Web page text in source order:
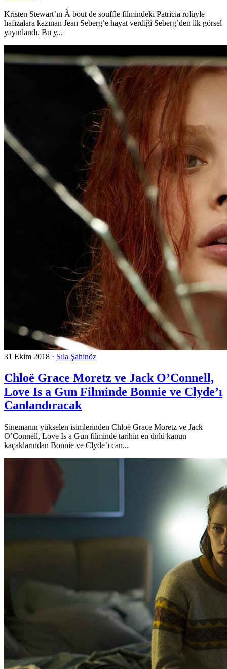
Kristen Stewart’ın À bout de souffle filmindeki Patricia rolüyle
hafızalara kazınan Jean Seberg’e hayat verdiği Seberg’den ilk görsel
yayınlandı. Bu y...
31 Ekim 2018 · Sıla Şahinöz
Chloë Grace Moretz ve Jack O’Connell,
Love Is a Gun Filminde Bonnie ve Clyde’ı
Canlandıracak
Sinemanın yükselen isimlerinden Chloë Grace Moretz ve Jack
O’Connell, Love Is a Gun filminde tarihin en ünlü kanun
kaçaklarından Bonnie ve Clyde’ı can...